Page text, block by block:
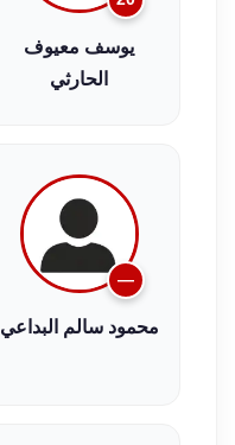
يوسف معيوف
الحارثي
—
محمود سالم البداعي